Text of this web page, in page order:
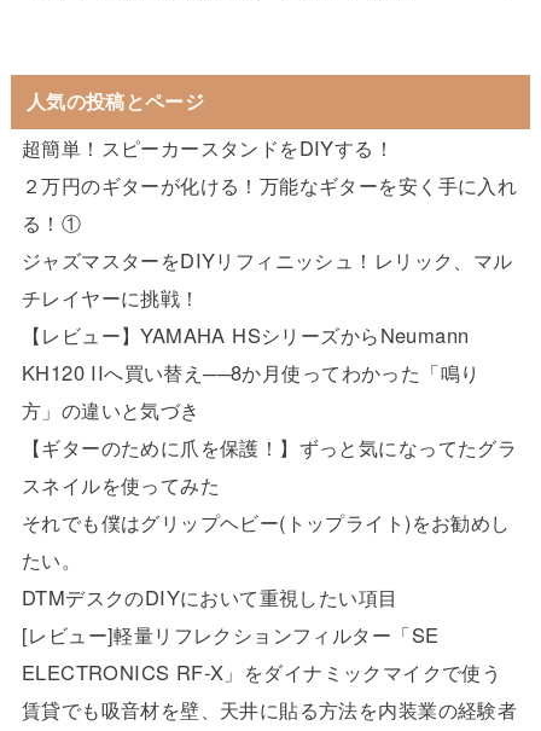
人気の投稿とページ
超簡単！スピーカースタンドをDIYする！
２万円のギターが化ける！万能なギターを安く手に入れ
る！①
ジャズマスターをDIYリフィニッシュ！レリック、マル
チレイヤーに挑戦！
【レビュー】YAMAHA HSシリーズからNeumann
KH120 IIへ買い替え──8か月使ってわかった「鳴り
方」の違いと気づき
【ギターのために爪を保護！】ずっと気になってたグラ
スネイルを使ってみた
それでも僕はグリップヘビー(トップライト)をお勧めし
たい。
DTMデスクのDIYにおいて重視したい項目
[レビュー]軽量リフレクションフィルター「SE
ELECTRONICS RF-X」をダイナミックマイクで使う
賃貸でも吸音材を壁、天井に貼る方法を内装業の経験者